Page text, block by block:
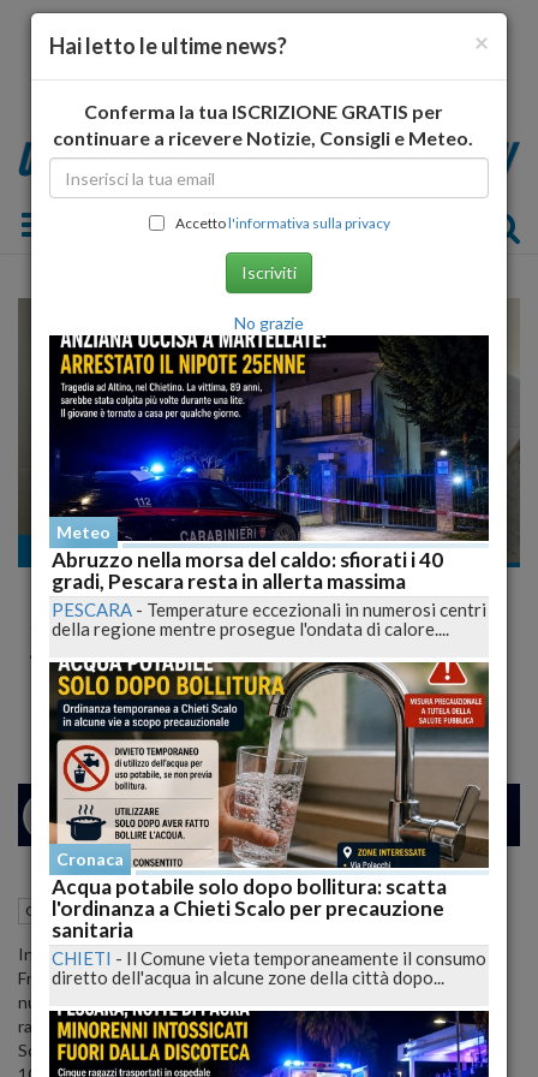
Toggle navigation
Cronaca dal mondo
Europee 2024: Fratelli d'Italia in testa,
Schlein recupera. Crollo M5S, affluenza al
49,69%
L'affluenza crolla al 49,69%, segnando un nuovo record di astensionismo.
MILANO 24 27
Cronaca dal mondo Roma (RM) 10 Giugno 2024 08:01
In Europa, la maggioranza Ursula tiene a bada i sovranisti, ma in
Francia il partito di Le Pen trionfa, spingendo Macron a convocare
nuove elezioni. In Italia, Fratelli d'Italia (FdI) cresce ulteriormente,
raggiungendo il 28,9%, mentre il Partito Democratico (PD) di Elly
Schlein si attesta al 24,5%. Il Movimento 5 Stelle (M5S) crolla al
×
Hai letto le ultime news?
Conferma la tua ISCRIZIONE GRATIS per
continuare a ricevere Notizie, Consigli e Meteo.
Accettol'informativa sulla privacy
Iscriviti
No grazie
Meteo
Abruzzo nella morsa del caldo: sfiorati i 40
gradi, Pescara resta in allerta massima
PESCARA - Temperature eccezionali in numerosi centri
della regione mentre prosegue l'ondata di calore....
Cronaca
Acqua potabile solo dopo bollitura: scatta
l'ordinanza a Chieti Scalo per precauzione
sanitaria
CHIETI - Il Comune vieta temporaneamente il consumo
diretto dell'acqua in alcune zone della città dopo...